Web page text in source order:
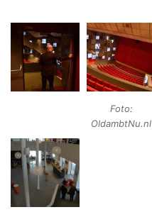
Foto:
OldambtNu.nl